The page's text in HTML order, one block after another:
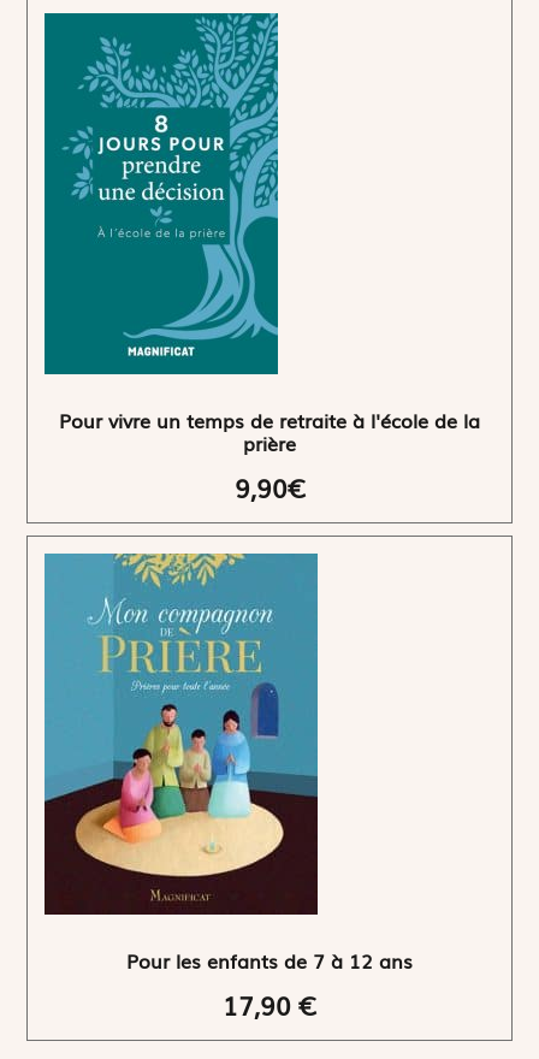
Pour vivre un temps de retraite à l'école de la
prière
9,90€
Pour les enfants de 7 à 12 ans
17,90 €